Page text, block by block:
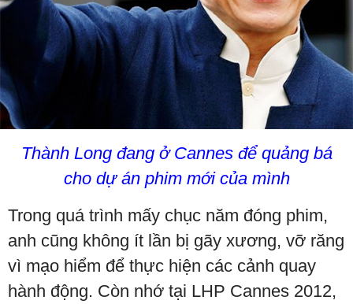
Thành Long đang ở Cannes để quảng bá
cho dự án phim mới của mình
Trong quá trình mấy chục năm đóng phim,
anh cũng không ít lần bị gãy xương, vỡ răng
vì mạo hiểm để thực hiện các cảnh quay
hành động. Còn nhớ tại LHP Cannes 2012,